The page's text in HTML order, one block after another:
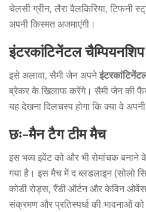
चेलसी ग्रीन, लैरा वैलकिरिया, टिफनी
अपनी किस्मत अजमाएंगी।
इंटरकांटिनेंटल चैम्पियनशिप
इसे अलावा, सैमी जेन अपने
ब्रेकर के खिलाफ करेंगे। सैमी जेन की
यह देखना दिलचस्प होगा कि क्या वे
छः-मैन टैग टीम मैच
इस भव्य इवेंट को और भी रोमांचक बनाने
गया है। इस मैच में द ब्लडलाइन (सोलो
कोडी रोड्स, रैंडी ऑर्टन और केविन
संक्रमण और प्रतिस्पर्धा की भावनाओं को